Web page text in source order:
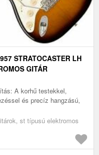
STRATOCASTER LH
GITÁR
A korhű testekkel,
és precíz hangzású,
st típusú elektromos